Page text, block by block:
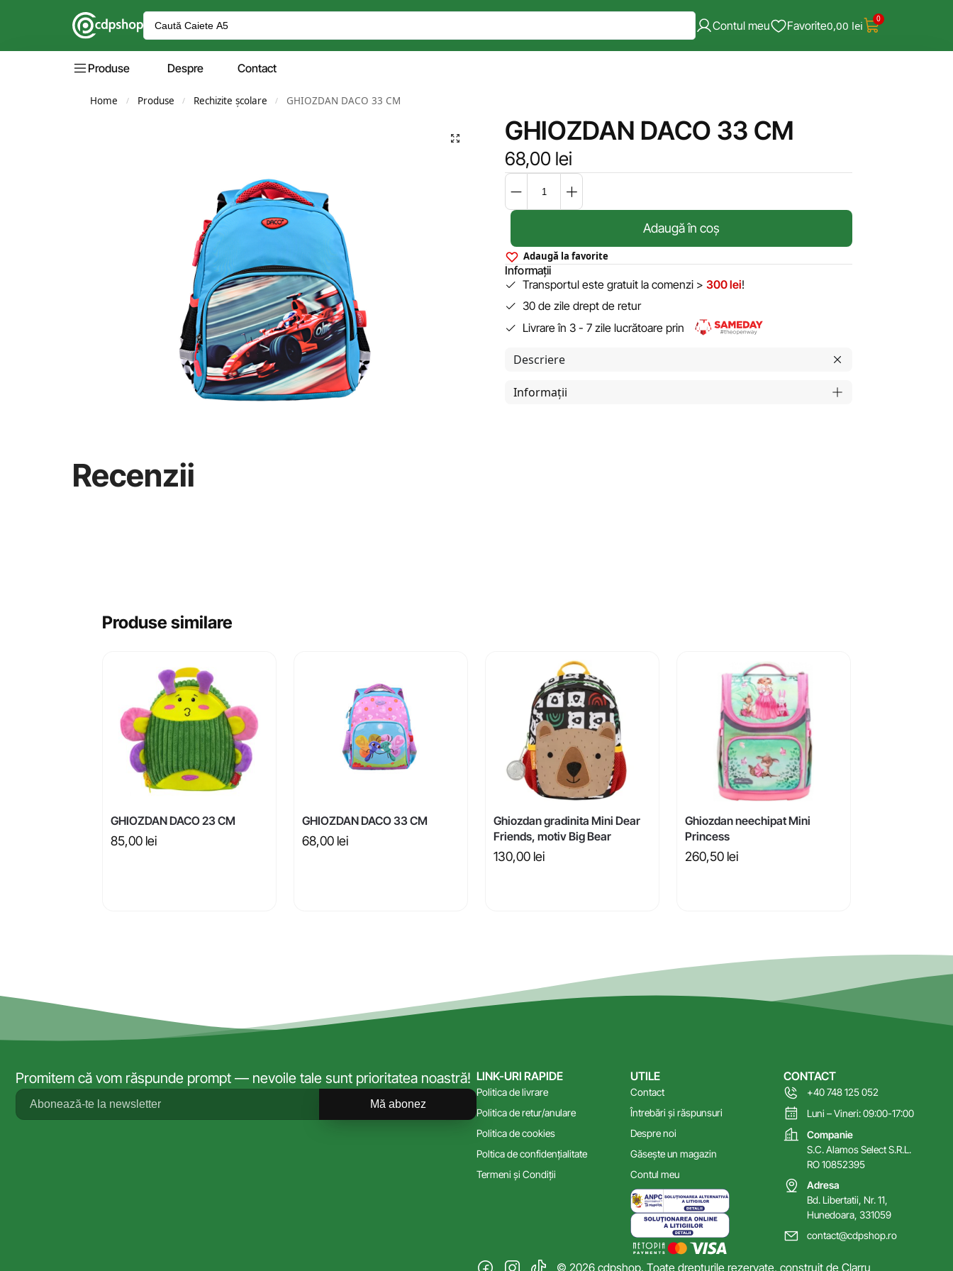
Contul meu Favorite0,00 lei 0
Produse Despre Contact
Home / Produse / Rechizite școlare / GHIOZDAN DACO 33 CM
GHIOZDAN DACO 33 CM
68,00 lei
Adaugă în coș
Adaugă la favorite
Informații
Transportul este gratuit la comenzi > 300 lei!
30 de zile drept de retur
Livrare în 3 - 7 zile lucrătoare prin
Descriere
Informații
Recenzii
Produse similare
GHIOZDAN DACO 23 CM
85,00 lei
GHIOZDAN DACO 33 CM
68,00 lei
Ghiozdan gradinita Mini Dear
Friends, motiv Big Bear
130,00 lei
Ghiozdan neechipat Mini
Princess
260,50 lei
Promitem că vom răspunde prompt — nevoile tale sunt prioritatea noastră!
Mă abonez
LINK-URI RAPIDE
Politica de livrare
Politica de retur/anulare
Politica de cookies
Poltica de confidențialitate
Termeni și Condiții
UTILE
Contact
Întrebări și răspunsuri
Despre noi
Găsește un magazin
Contul meu
CONTACT
+40 748 125 052
Luni – Vineri: 09:00-17:00
Companie
S.C. Alamos Select S.R.L.
RO 10852395
Adresa
Bd. Libertatii, Nr. 11,
Hunedoara, 331059
contact@cdpshop.ro
© 2026 cdpshop. Toate drepturile rezervate, construit de Clarru